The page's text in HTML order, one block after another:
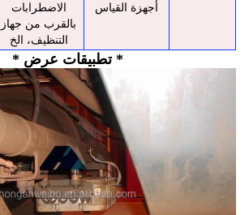
أجهزة القياس
الاضطرابات
بالقرب من جهاز
التنظيف، الخ
* تطبيقات عرض *